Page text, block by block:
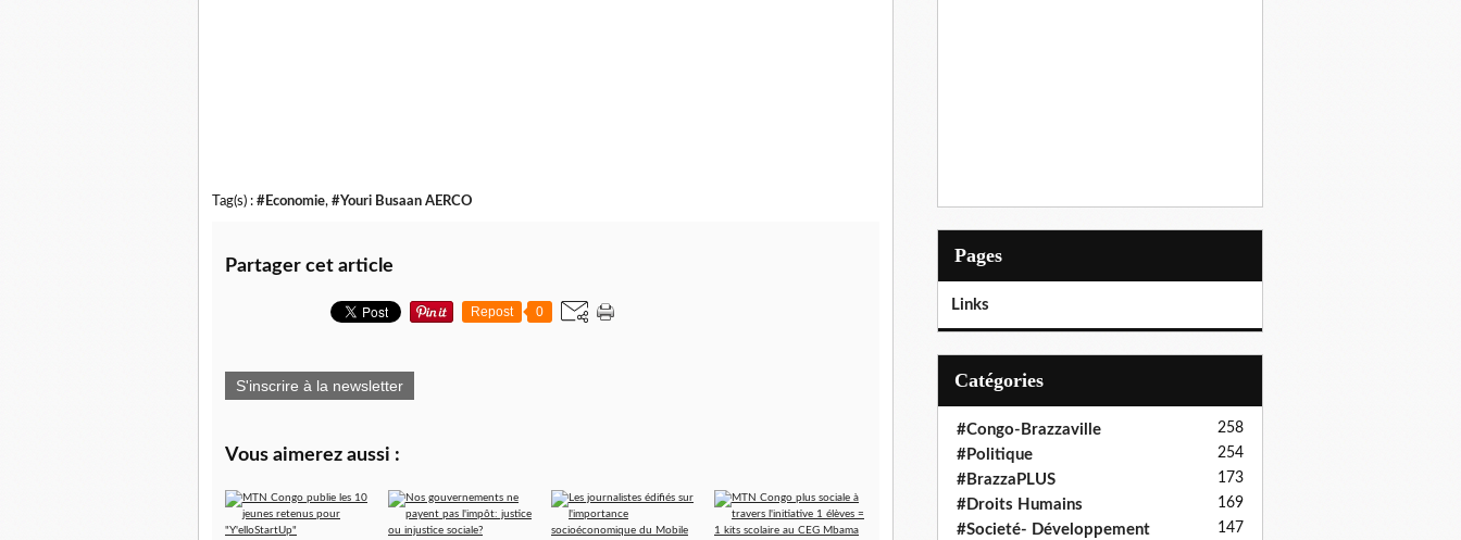
Tag(s) : #Economie, #Youri Busaan AERCO
Partager cet article
Repost 0
S'inscrire à la newsletter
Vous aimerez aussi :
Pages
Links
Catégories
#Congo-Brazzaville 258
#Politique 254
#BrazzaPLUS 173
#Droits Humains 169
#Societé- Développement 147